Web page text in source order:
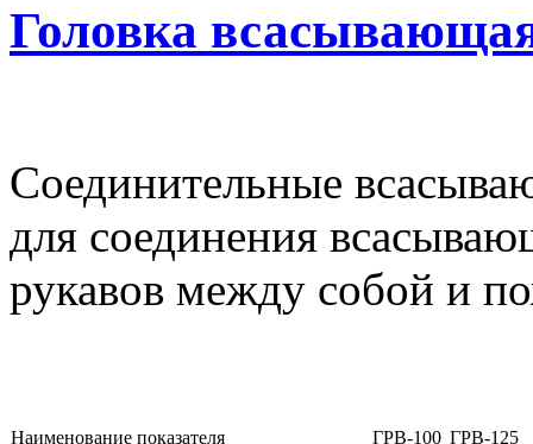
Головка
Соединительные
для соединения
рукавов между собой и
Наименование показателя ГРВ-100 ГРВ-125